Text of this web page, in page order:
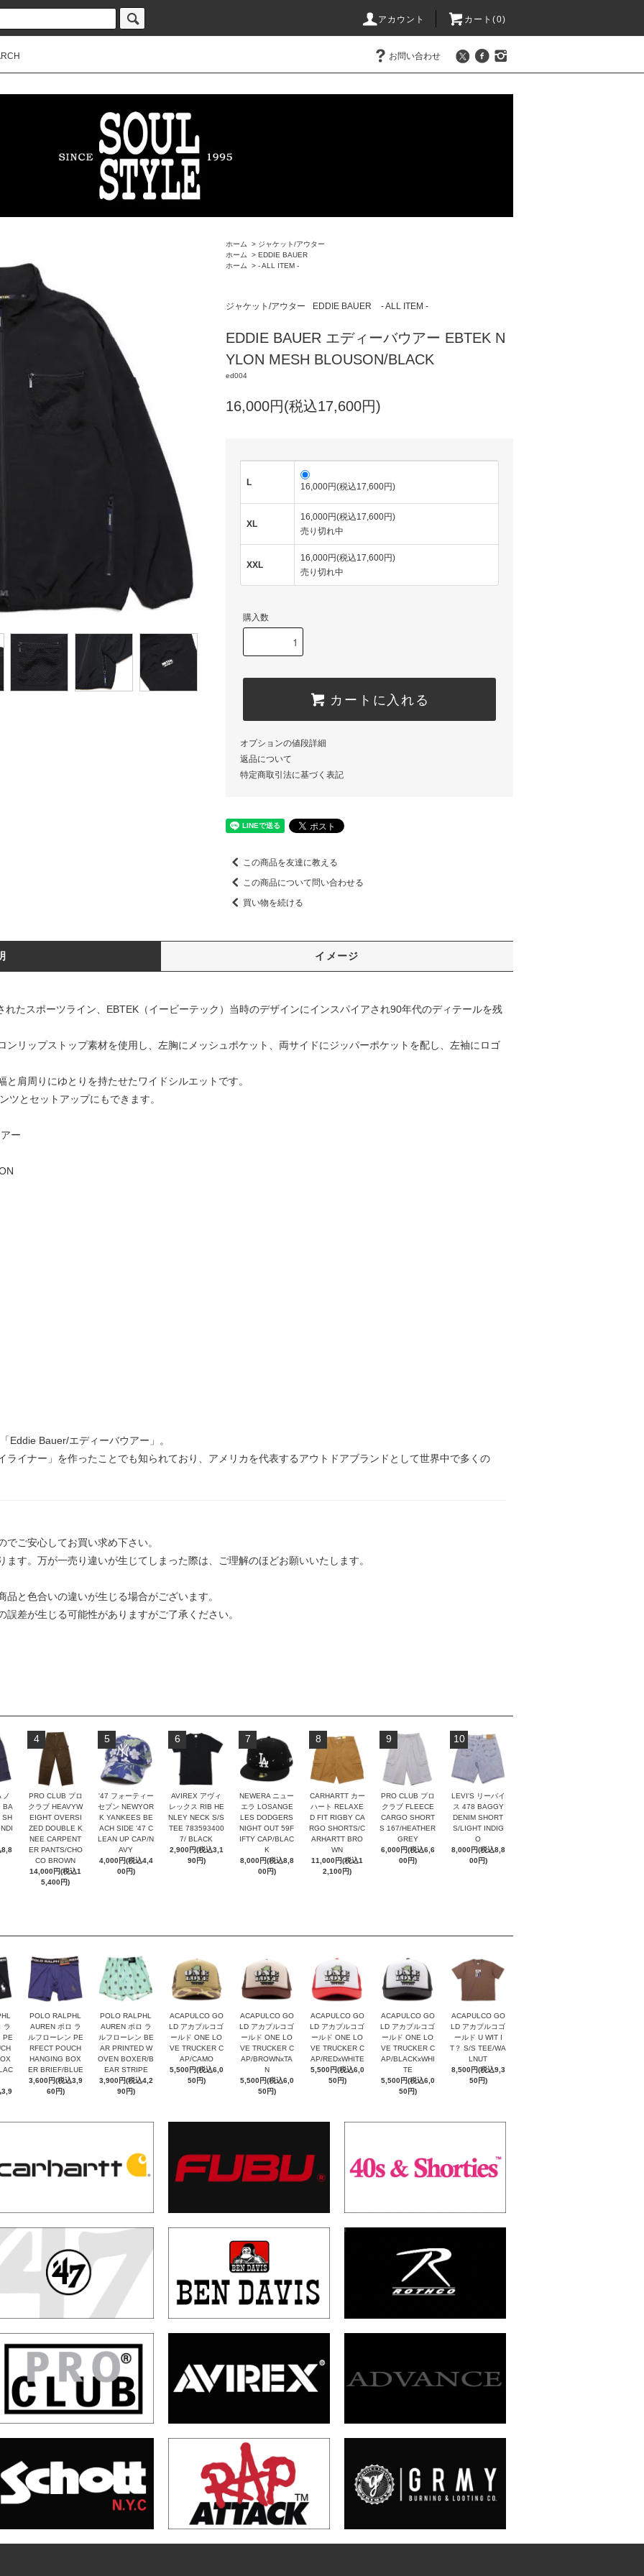
アカウント カート(0)
お問い合わせ
ホーム > ジャケット/アウター
ホーム
> EDDIE BAUER
ホーム
> - ALL ITEM -
ジャケット/アウター EDDIE BAUER - ALL ITEM -
EDDIE BAUER エディーバウアー EBTEK N
YLON MESH BLOUSON/BLACK
ed004
16,000円(税込17,600円)
L 16,000円(税込17,600円)
XL
16,000円(税込17,600円)
売り切れ中
XXL
16,000円(税込17,600円)
売り切れ中
購入数
カートに入れる
オプションの値段詳細
返品について
特定商取引法に基づく表記
この商品を友達に教える
この商品について問い合わせる
買い物を続ける
イメージ
たスポーツライン、EBTEK（イービーテック）当時のデザインにインスパイアされ90年代のディテールを残
ンリップストップ素材を使用し、左胸にメッシュポケット、両サイドにジッパーポケットを配し、左袖にロゴ
肩周りにゆとりを持たせたワイドシルエットです。
ツとセットアップにもできます。
ー
Eddie Bauer/エディーバウアー」。
ライナー」を作ったことでも知られており、アメリカを代表するアウトドアブランドとして世界中で多くの
ご安心してお買い求め下さい。
す。万が一売り違いが生じてしまった際は、ご理解のほどお願いいたします。
と色合いの違いが生じる場合がございます。
差が生じる可能性がありますがご了承ください。
ノ
BA
SH
8,8
4
PRO CLUB プロ
クラブ HEAVYW
EIGHT OVERSI
ZED DOUBLE K
NEE CARPENT
ER PANTS/CHO
CO BROWN
14,000円(税込1
5,400円)
5
'47 フォーティー
セブン NEWYOR
K YANKEES BE
ACH SIDE '47 C
LEAN UP CAP/N
AVY
4,000円(税込4,4
00円)
6
AVIREX アヴィ
レックス RIB HE
NLEY NECK S/S
TEE 783593400
7/ BLACK
2,900円(税込3,1
90円)
7
NEWERA ニュー
エラ LOSANGE
LES DODGERS
NIGHT OUT 59F
IFTY CAP/BLAC
K
8,000円(税込8,8
00円)
8
CARHARTT カー
ハート RELAXE
D FIT RIGBY CA
RGO SHORTS/C
ARHARTT BRO
WN
11,000円(税込1
2,100円)
9
PRO CLUB プロ
クラブ FLEECE
CARGO SHORT
S 167/HEATHER
GREY
6,000円(税込6,6
00円)
10
LEVI'S リーバイ
ス 478 BAGGY
DENIM SHORT
S/LIGHT INDIG
O
8,000円(税込8,8
00円)
ラ
PE
3,9
POLO RALPHL
AUREN ポロ ラ
ルフローレン PE
RFECT POUCH
HANGING BOX
ER BRIEF/BLUE
3,600円(税込3,9
60円)
POLO RALPHL
AUREN ポロ ラ
ルフローレン BE
AR PRINTED W
OVEN BOXER/B
EAR STRIPE
3,900円(税込4,2
90円)
ACAPULCO GO
LD アカプルコゴ
ールド ONE LO
VE TRUCKER C
AP/CAMO
5,500円(税込6,0
50円)
ACAPULCO GO
LD アカプルコゴ
ールド ONE LO
VE TRUCKER C
AP/BROWNxTA
N
5,500円(税込6,0
50円)
ACAPULCO GO
LD アカプルコゴ
ールド ONE LO
VE TRUCKER C
AP/REDxWHITE
5,500円(税込6,0
50円)
ACAPULCO GO
LD アカプルコゴ
ールド ONE LO
VE TRUCKER C
AP/BLACKxWHI
TE
5,500円(税込6,0
50円)
ACAPULCO GO
LD アカプルコゴ
ールド U WIT I
T？ S/S TEE/WA
LNUT
8,500円(税込9,3
50円)